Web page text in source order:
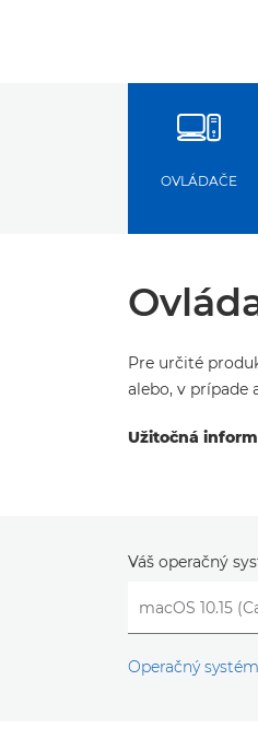
OVLÁDAČE
Pre určité
alebo, v prípade
Užitočná
Váš operačný
Operačný